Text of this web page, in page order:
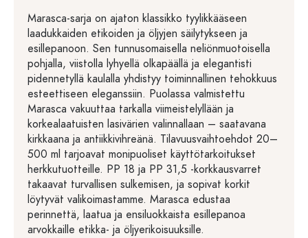
Marasca-sarja on ajaton klassikko tyylikkääseen
laadukkaiden etikoiden ja öljyjen säilytykseen ja
esillepanoon. Sen tunnusomaisella neliönmuotoisella
pohjalla, viistolla lyhyellä olkapäällä ja elegantisti
pidennetyllä kaulalla yhdistyy toiminnallinen tehokkuus
esteettiseen eleganssiin. Puolassa valmistettu
Marasca vakuuttaa tarkalla viimeistelyllään ja
korkealaatuisten lasivärien valinnallaan – saatavana
kirkkaana ja antiikkivihreänä. Tilavuusvaihtoehdot 20–
500 ml tarjoavat monipuoliset käyttötarkoitukset
herkkutuotteille. PP 18 ja PP 31,5 -korkkausvarret
takaavat turvallisen sulkemisen, ja sopivat korkit
löytyvät valikoimastamme. Marasca edustaa
perinnettä, laatua ja ensiluokkaista esillepanoa
arvokkaille etikka- ja öljyerikoisuuksille.